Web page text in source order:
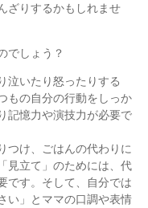
ざりするかもしれませ
でしょう？
泣いたり怒ったりする
もの自分の行動をしっか
記憶力や演技力が必要で
つけ、ごはんの代わりに
見立て」のためには、代
です。そして、自分では
い」とママの口調や表情